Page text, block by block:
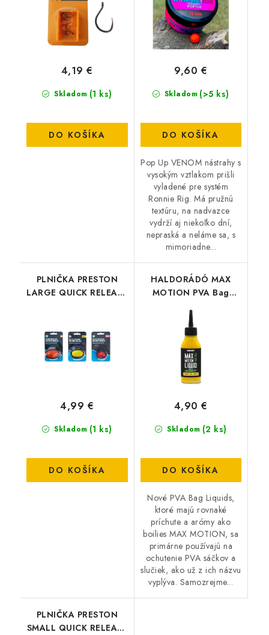
Skladom (1 ks)
4,19 €
DO KOŠÍKA
Skladom (>5 ks)
9,60 €
DO KOŠÍKA
Pop Up VENOM nástrahy s
vysokým vztlakom prišli
vyladené pre systém
Ronnie Rig. Má pružnú
textúru, na nadvazce
vydrží aj niekoľko dní,
nepraská a neláme sa, s
mimoriadne...
PLNIČKA PRESTON
LARGE QUICK RELEASE
Skladom (1 ks)
4,99 €
DO KOŠÍKA
HALDORÁDÓ MAX
MOTION PVA Bag
Corn
Skladom (2 ks)
4,90 €
DO KOŠÍKA
Nové PVA Bag Liquids,
ktoré majú rovnaké
príchute a arómy ako
boilies MAX MOTION, sa
primárne používajú na
ochutenie PVA sáčkov a
slučiek, ako už z ich názvu
vyplýva. Samozrejme...
PLNIČKA PRESTON
SMALL QUICK RELEASE